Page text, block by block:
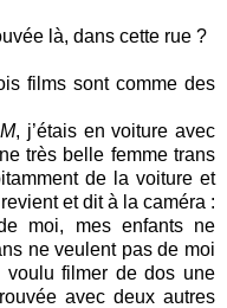
là, dans cette rue ?
films sont comme des
M, j’étais en voiture avec
très belle femme trans
de la voiture et
et dit à la caméra :
moi, mes enfants ne
ne veulent pas de moi
voulu filmer de dos une
avec deux autres